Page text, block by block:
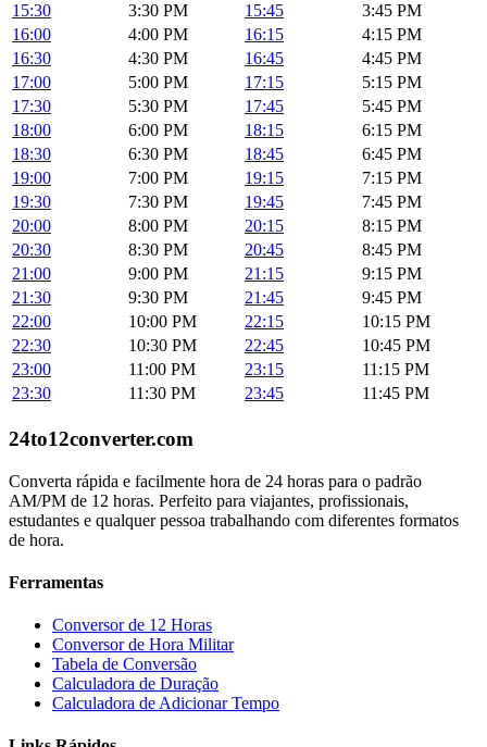
15:30
3:30 PM 15:45
3:45 PM
16:00
4:00 PM 16:15
4:15 PM
16:30
4:30 PM 16:45
4:45 PM
17:00
5:00 PM 17:15
5:15 PM
17:30
5:30 PM 17:45
5:45 PM
18:00
6:00 PM 18:15
6:15 PM
18:30
6:30 PM 18:45
6:45 PM
19:00
7:00 PM 19:15
7:15 PM
19:30
7:30 PM 19:45
7:45 PM
20:00
8:00 PM 20:15
8:15 PM
20:30
8:30 PM 20:45
8:45 PM
21:00
9:00 PM 21:15
9:15 PM
21:30
9:30 PM 21:45
9:45 PM
22:00
10:00 PM 22:15
10:15 PM
22:30
10:30 PM 22:45
10:45 PM
23:00
11:00 PM 23:15
11:15 PM
23:30
11:30 PM 23:45 11:45 PM
24to12converter.com
Converta rápida e facilmente hora de 24 horas para o padrão
AM/PM de 12 horas. Perfeito para viajantes, profissionais,
estudantes e qualquer pessoa trabalhando com diferentes formatos
de hora.
Ferramentas
Conversor de 12 Horas
Conversor de Hora Militar
Tabela de Conversão
Calculadora de Duração
Calculadora de Adicionar Tempo